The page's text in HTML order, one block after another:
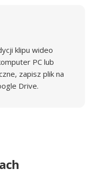
klipu wideo
PC lub
zapisz plik na
Drive.